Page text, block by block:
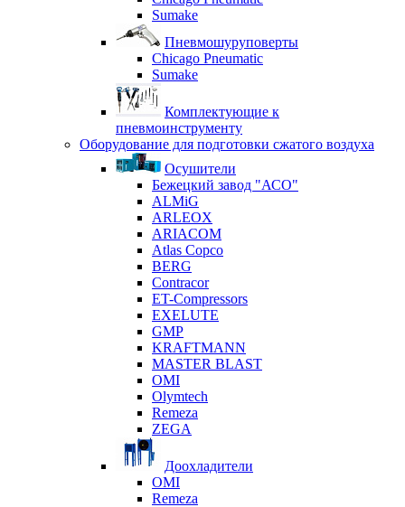
Sumake
Пневмошуруповерты
Chicago Pneumatic
Sumake
Комплектующие к
пневмоинструменту
Оборудование для подготовки сжатого воздуха
Осушители
Бежецкий завод "АСО"
ALMiG
ARLEOX
ARIACOM
Atlas Copco
BERG
Contracor
ET-Compressors
EXELUTE
GMP
KRAFTMANN
MASTER BLAST
OMI
Olymtech
Remeza
ZEGA
Доохладители
OMI
Remeza